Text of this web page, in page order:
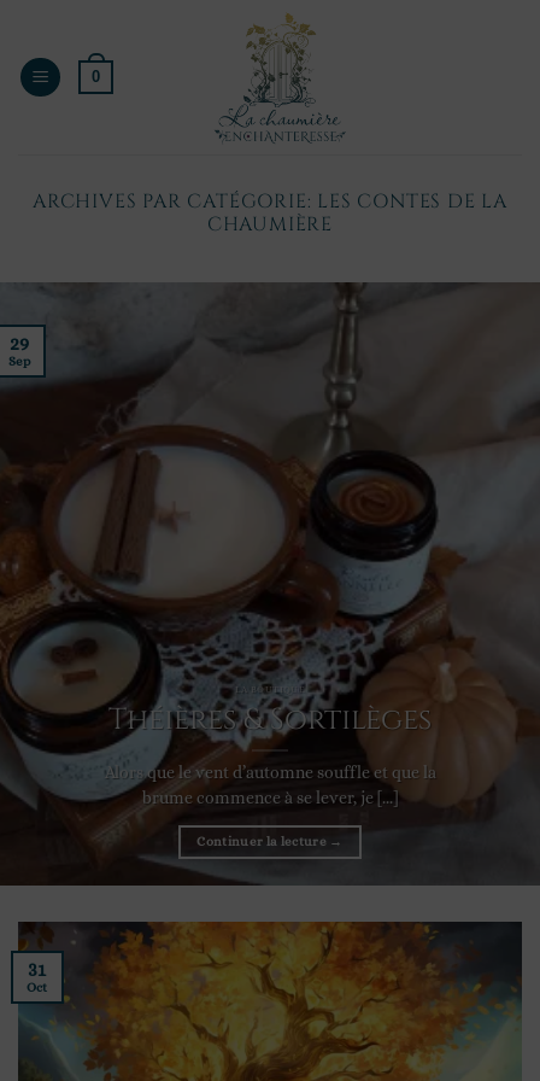
contenu
0
ARCHIVES PAR CATÉGORIE: LES CONTES DE LA
CHAUMIÈRE
LA BOUTIQUE
Théières & Sortilèges
Alors que le vent d’automne souffle et que la
brume commence à se lever, je [...]
Continuer la lecture →
29
Sep
31
Oct